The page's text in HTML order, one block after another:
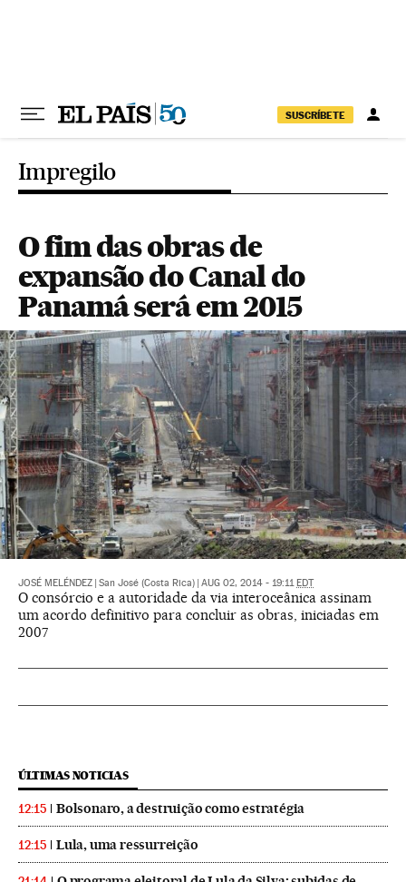
SUSCRÍBETE
Impregilo
O fim das obras de
expansão do Canal do
Panamá será em 2015
JOSÉ MELÉNDEZ San José (Costa Rica) AUG 02, 2014 - 19:11 EDT
O consórcio e a autoridade da via interoceânica assinam
um acordo definitivo para concluir as obras, iniciadas em
2007
ÚLTIMAS NOTICIAS
12:15 Bolsonaro, a destruição como estratégia
12:15 Lula, uma ressurreição